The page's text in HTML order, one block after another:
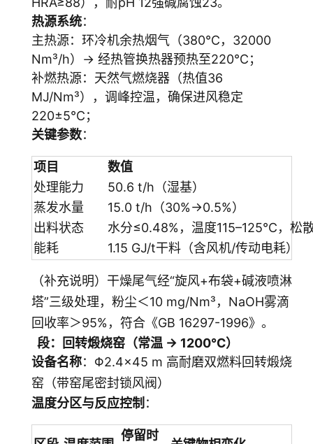
热源系统：
主热源：环冷机余热烟气（380℃，32000
Nm³/h）→ 经热管换热器预热至220℃；
补燃热源：天然气燃烧器（热值36
MJ/Nm³），调峰控温，确保进风稳定
220±5℃；
关键参数：
项目
数值
处理能力
50.6 t/h（湿基）
蒸发水量
15.0 t/h（30%→0.5%）
出料状态
水分≤0.48%，温度115–125℃，松
能耗
1.15 GJ/t干料（含风机/传动电耗）
（补充说明）干燥尾气经“旋风+布袋+碱液喷淋
塔”三级处理，粉尘＜10 mg/Nm³，NaOH雾滴
回收率＞95%，符合《GB 16297-1996》。
段：回转煅烧窑（常温 → 1200℃）
设备名称：Φ2.4×45 m 高耐磨双燃料回转煅烧
窑（带窑尾密封锁风阀）
温度分区与反应控制 ：
停留时